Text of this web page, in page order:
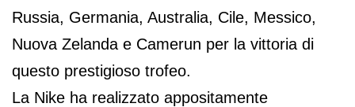
Russia, Germania, Australia, Cile, Messico,
Nuova Zelanda e Camerun per la vittoria di
questo prestigioso trofeo.
La Nike ha realizzato appositamente